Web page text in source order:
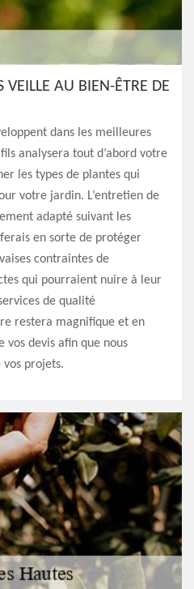
VEILLE AU BIEN-ÊTRE DE
dans les meilleures
analysera tout d’abord votre
les types de plantes qui
votre jardin. L’entretien de
adapté suivant les
en sorte de protéger
contraintes de
qui pourraient nuire à leur
de qualité
restera magnifique et en
vos devis afin que nous
vos projets.